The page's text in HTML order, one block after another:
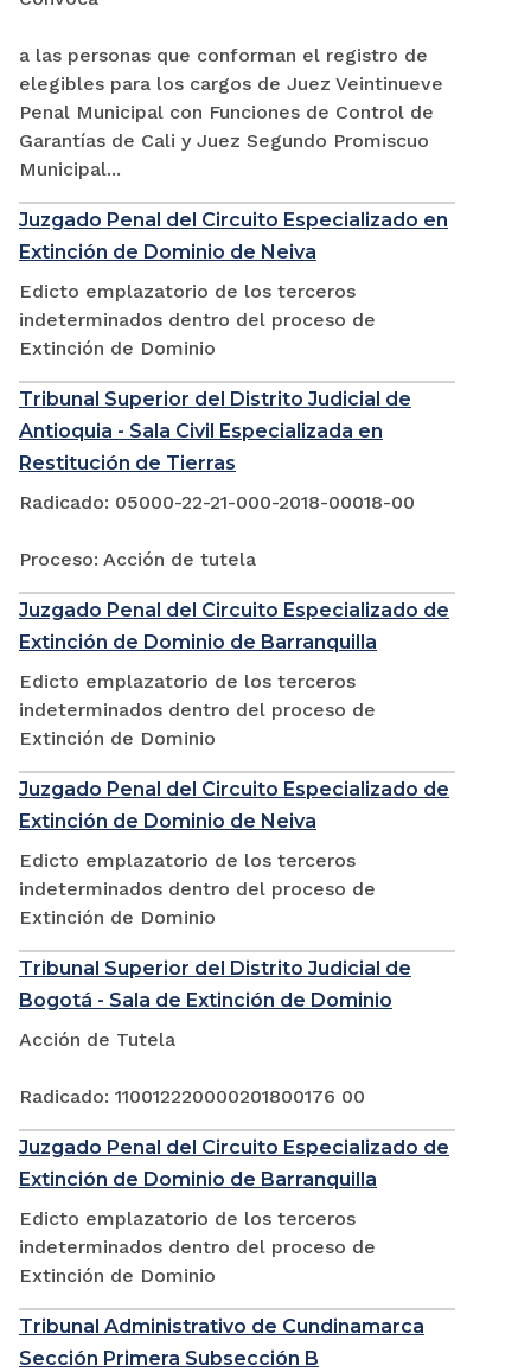
a las personas que conforman el registro de
elegibles para los cargos de Juez Veintinueve
Penal Municipal con Funciones de Control de
Garantías de Cali y Juez Segundo Promiscuo
Municipal...
Juzgado Penal del Circuito Especializado en
Extinción de Dominio de Neiva
Edicto emplazatorio de los terceros
indeterminados dentro del proceso de
Extinción de Dominio
Tribunal Superior del Distrito Judicial de
Antioquia - Sala Civil Especializada en
Restitución de Tierras
Radicado: 05000-22-21-000-2018-00018-00
Proceso: Acción de tutela
Juzgado Penal del Circuito Especializado de
Extinción de Dominio de Barranquilla
Edicto emplazatorio de los terceros
indeterminados dentro del proceso de
Extinción de Dominio
Juzgado Penal del Circuito Especializado de
Extinción de Dominio de Neiva
Edicto emplazatorio de los terceros
indeterminados dentro del proceso de
Extinción de Dominio
Tribunal Superior del Distrito Judicial de
Bogotá - Sala de Extinción de Dominio
Acción de Tutela
Radicado: 110012220000201800176 00
Juzgado Penal del Circuito Especializado de
Extinción de Dominio de Barranquilla
Edicto emplazatorio de los terceros
indeterminados dentro del proceso de
Extinción de Dominio
Tribunal Administrativo de Cundinamarca
Sección Primera Subsección B